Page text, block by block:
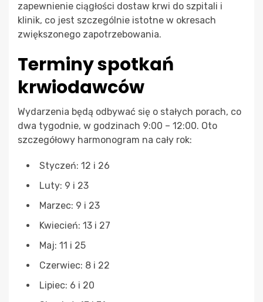
zapewnienie ciągłości dostaw krwi do szpitali i
klinik, co jest szczególnie istotne w okresach
zwiększonego zapotrzebowania.
Terminy spotkań
krwiodawców
Wydarzenia będą odbywać się o stałych porach, co
dwa tygodnie, w godzinach 9:00 – 12:00. Oto
szczegółowy harmonogram na cały rok:
Styczeń: 12 i 26
Luty: 9 i 23
Marzec: 9 i 23
Kwiecień: 13 i 27
Maj: 11 i 25
Czerwiec: 8 i 22
Lipiec: 6 i 20